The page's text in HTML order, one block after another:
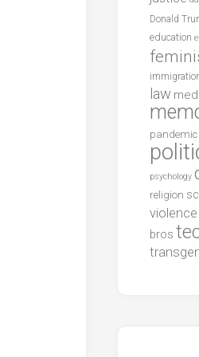
Donald
education
law
pandemic
psychology
religion
violence
bros